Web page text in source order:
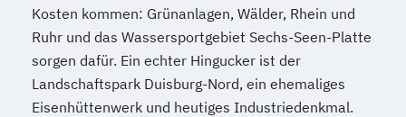
Kosten kommen: Grünanlagen, Wälder, Rhein und
Ruhr und das Wassersportgebiet Sechs-Seen-Platte
sorgen dafür. Ein echter Hingucker ist der
Landschaftspark Duisburg-Nord, ein ehemaliges
Eisenhüttenwerk und heutiges Industriedenkmal.